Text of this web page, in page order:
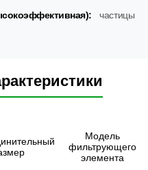
частицы
Модель
фильтрующего
элемента